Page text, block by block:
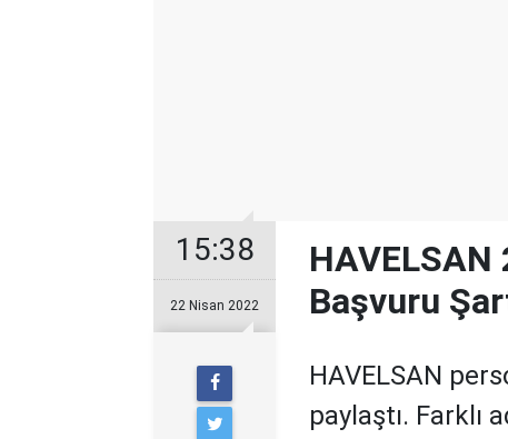
15:38
22 Nisan 2022
HAVELSAN
Başvuru
HAVELSAN
paylaştı. Farklı